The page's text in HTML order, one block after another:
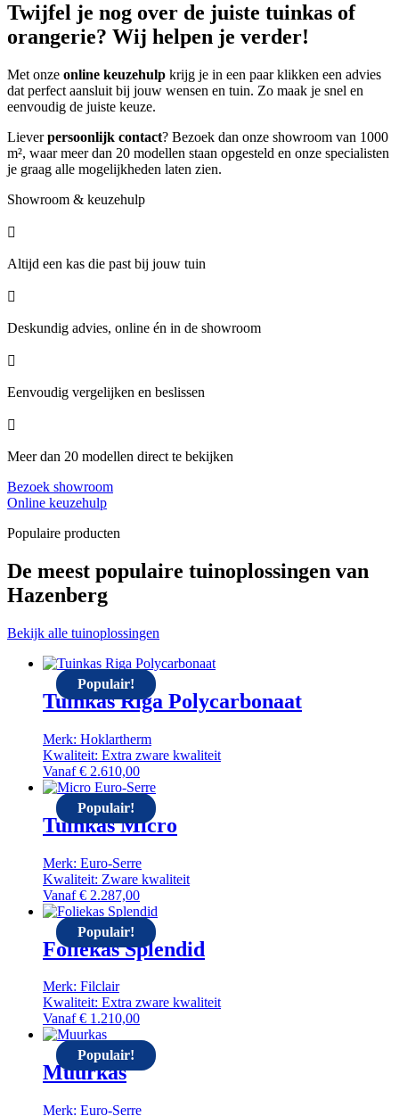
Twijfel je nog over de juiste tuinkas of
orangerie? Wij helpen je verder!
Met onze online keuzehulp krijg je in een paar klikken een advies
dat perfect aansluit bij jouw wensen en tuin. Zo maak je snel en
eenvoudig de juiste keuze.
Lieverpersoonlijk contact? Bezoek dan onze showroom van 1000
m², waar meer dan 20 modellen staan opgesteld en onze specialisten
je graag alle mogelijkheden laten zien.
Showroom & keuzehulp

Altijd een kas die past bij jouw tuin

Deskundig advies, online én in de showroom

Eenvoudig vergelijken en beslissen

Meer dan 20 modellen direct te bekijken
Bezoek showroom
Online keuzehulp
Populaire producten
De meest populaire tuinoplossingen van
Hazenberg
Bekijk alle tuinoplossingen
Populair!
Tuinkas Riga Polycarbonaat
Merk: Hoklartherm
Kwaliteit: Extra zware kwaliteit
Vanaf€ 2.610,00
Populair!
Tuinkas Micro
Merk: Euro-Serre
Kwaliteit: Zware kwaliteit
Vanaf€ 2.287,00
Populair!
Foliekas Splendid
Merk: Filclair
Kwaliteit: Extra zware kwaliteit
Vanaf€ 1.210,00
Populair!
Muurkas
Merk: Euro-Serre